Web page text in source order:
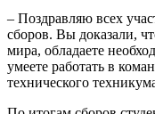
– Поздравляю всех
сборов. Вы доказали,
мира, обладаете
умеете работать в
технического